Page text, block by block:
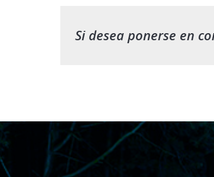
Si desea ponerse en